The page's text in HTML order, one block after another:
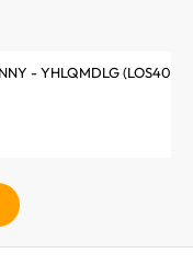
- YHLQMDLG (LOS40